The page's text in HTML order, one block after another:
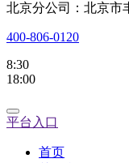
北京分公司：北京市
400-806-0120
8:30
18:00
平台入口
首页